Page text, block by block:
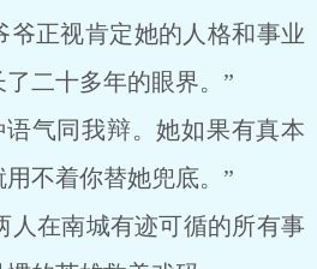
爷正视肯定她的人格和事业
二十多年的眼界。”
同我辩。她如果有真本
不着你替她兜底。”
在南城有迹可循的所有事